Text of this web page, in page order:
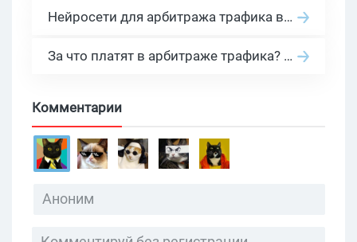
Нейросети для арбитража трафика в 2026: инструменты, кейсы и AI-медиабайеры
За что платят в арбитраже трафика? 30 моделей оплаты в бурж и СНГ партнерках
Комментарии